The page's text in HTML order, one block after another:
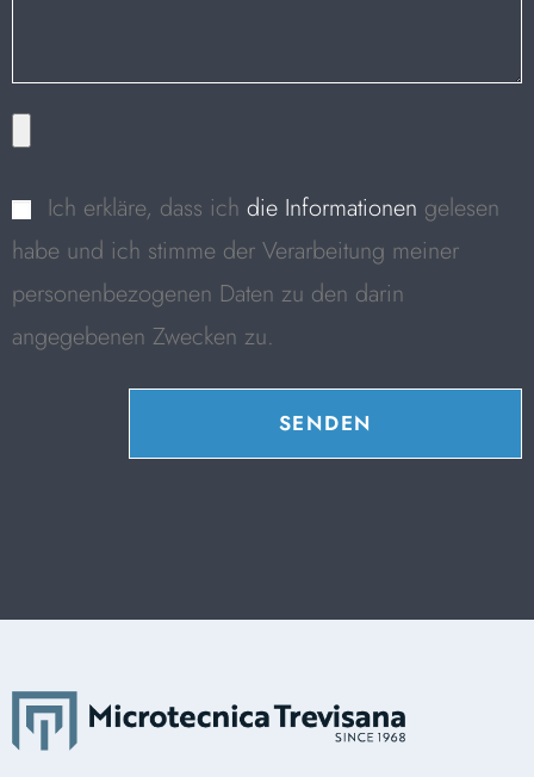
Ich erkläre, dass ich die Informationen gelesen
habe und ich stimme der Verarbeitung meiner
personenbezogenen Daten zu den darin
angegebenen Zwecken zu.
SENDEN